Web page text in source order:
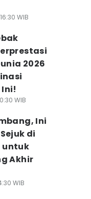
WIB
2026
WIB
Ini
di
untuk
Akhir
WIB